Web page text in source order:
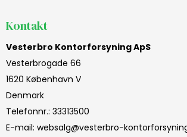
Kontakt
Vesterbro Kontorforsyning ApS
Vesterbrogade 66
1620 København V
Denmark
Telefonnr.: 33313500
E-mail: websalg@vesterbro-